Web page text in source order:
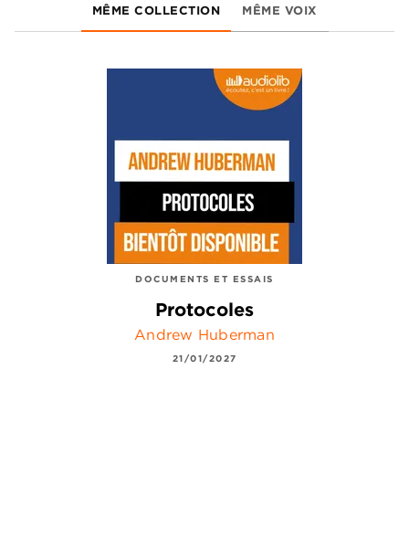
MÊME COLLECTION MÊME VOIX
DOCUMENTS ET ESSAIS
Protocoles
Andrew Huberman
21/01/2027